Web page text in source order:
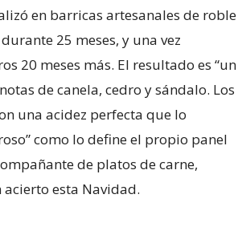
en barricas artesanales de roble
25 meses, y una vez
20 meses más. El resultado es “un
de canela, cedro y sándalo. Los
una acidez perfecta que lo
como lo define el propio panel
de platos de carne,
esta Navidad.